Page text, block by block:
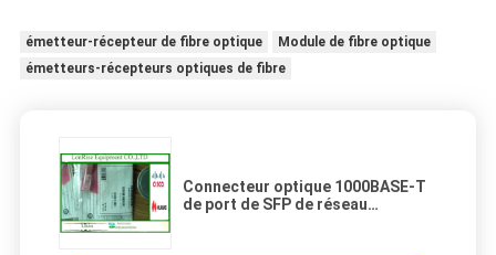
émetteur-récepteur de fibre optique
Module de fibre optique
émetteurs-récepteurs optiques de fibre
Connecteur optique 1000BASE-T
de port de SFP de réseau